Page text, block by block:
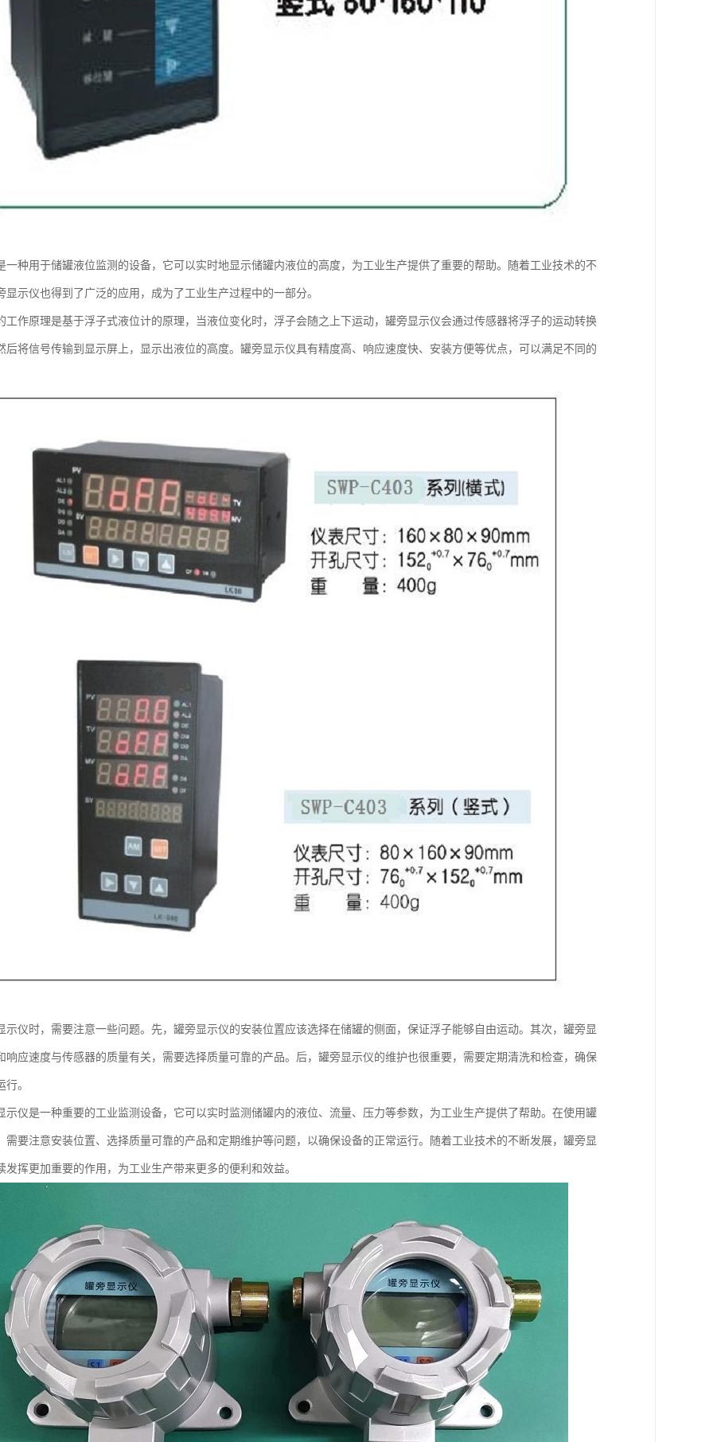
一种用于储罐液位监测的设备，它可以实时地显示储罐内液位的高度，为工业生产提供了重要的帮助。随着工业技术的不
显示仪也得到了广泛的应用，成为了工业生产过程中的一部分。
工作原理是基于浮子式液位计的原理，当液位变化时，浮子会随之上下运动，罐旁显示仪会通过传感器将浮子的运动转换
后将信号传输到显示屏上，显示出液位的高度。罐旁显示仪具有精度高、响应速度快、安装方便等优点，可以满足不同的
示仪时，需要注意一些问题。先，罐旁显示仪的安装位置应该选择在储罐的侧面，保证浮子能够自由运动。其次，罐旁显
响应速度与传感器的质量有关，需要选择质量可靠的产品。后，罐旁显示仪的维护也很重要，需要定期清洗和检查，确保
。
示仪是一种重要的工业监测设备，它可以实时监测储罐内的液位、流量、压力等参数，为工业生产提供了帮助。在使用罐
需要注意安装位置、选择质量可靠的产品和定期维护等问题，以确保设备的正常运行。随着工业技术的不断发展，罐旁显
发挥更加重要的作用，为工业生产带来更多的便利和效益。